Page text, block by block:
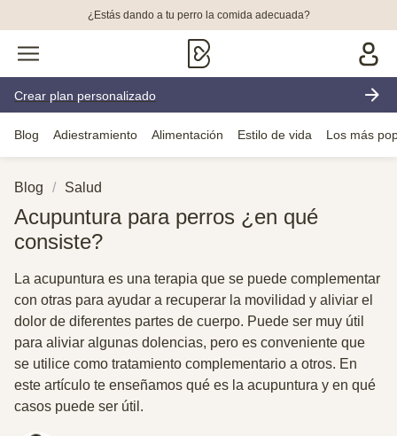
¿Estás dando a tu perro la comida adecuada?
Crear plan personalizado
Blog Adiestramiento Alimentación Estilo de vida Los más
Blog Salud
Acupuntura para perros ¿en qué
consiste?
La acupuntura es una terapia que se puede complementar
con otras para ayudar a recuperar la movilidad y aliviar el
dolor de diferentes partes de cuerpo. Puede ser muy útil
para aliviar algunas dolencias, pero es conveniente que
se utilice como tratamiento complementario a otros. En
este artículo te enseñamos qué es la acupuntura y en qué
casos puede ser útil.